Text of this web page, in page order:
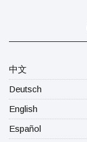
中文
Deutsch
English
Español